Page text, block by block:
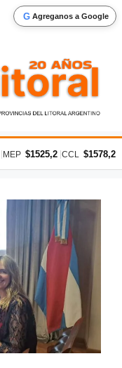
G Agreganos a Google
MEP $1525,2 CCL $1578,2